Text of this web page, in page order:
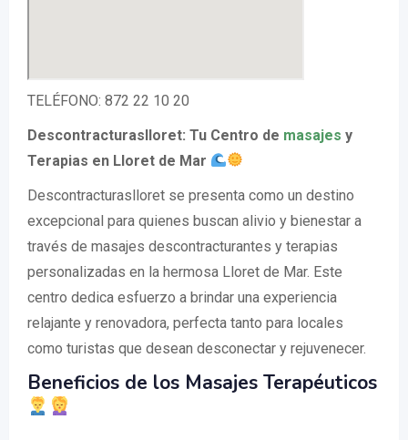
TELÉFONO: 872 22 10 20
Descontracturaslloret: Tu Centro de masajes y
Terapias en Lloret de Mar
Descontracturaslloret se presenta como un destino
excepcional para quienes buscan alivio y bienestar a
través de masajes descontracturantes y terapias
personalizadas en la hermosa Lloret de Mar. Este
centro dedica esfuerzo a brindar una experiencia
relajante y renovadora, perfecta tanto para locales
como turistas que desean desconectar y rejuvenecer.
Beneficios de los Masajes Terapéuticos